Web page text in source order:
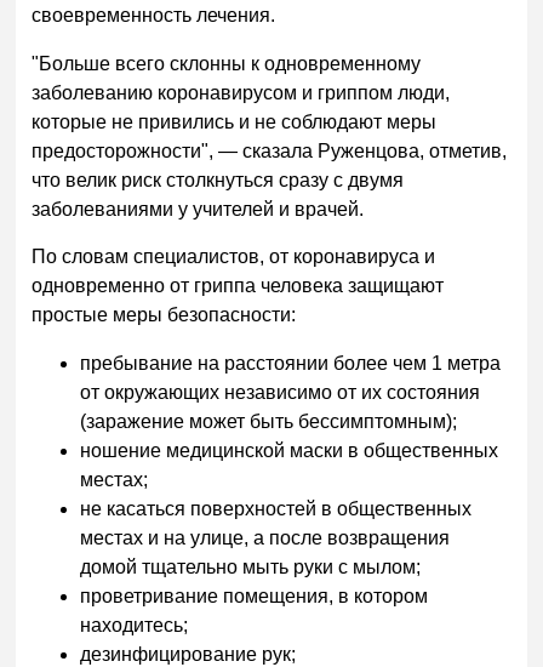
своевременность лечения.
"Больше всего склонны к одновременному
заболеванию коронавирусом и гриппом люди,
которые не привились и не соблюдают меры
предосторожности", — сказала Руженцова, отметив,
что велик риск столкнуться сразу с двумя
заболеваниями у учителей и врачей.
По словам специалистов, от коронавируса и
одновременно от гриппа человека защищают
простые меры безопасности:
пребывание на расстоянии более чем 1 метра
от окружающих независимо от их состояния
(заражение может быть бессимптомным);
ношение медицинской маски в общественных
местах;
не касаться поверхностей в общественных
местах и на улице, а после возвращения
домой тщательно мыть руки с мылом;
проветривание помещения, в котором
находитесь;
дезинфицирование рук;